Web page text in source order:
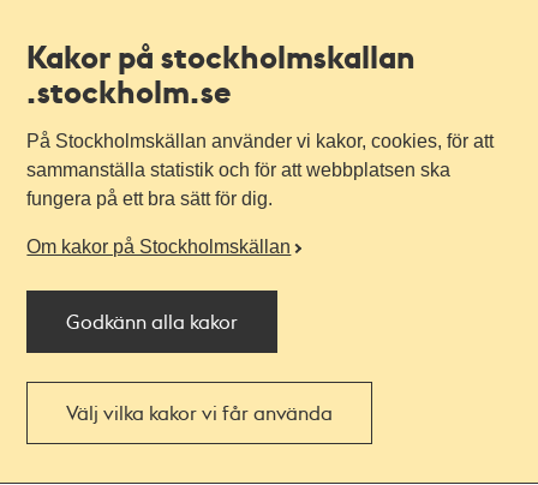
Kakor på stockholmskallan
.stockholm.se
På Stockholmskällan använder vi kakor, cookies, för att
sammanställa statistik och för att webbplatsen ska
fungera på ett bra sätt för dig.
Om kakor på Stockholmskällan
Godkänn alla kakor
Välj vilka kakor vi får använda